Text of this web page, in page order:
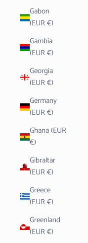
Gabon
(EUR €)
Gambia
(EUR €)
Georgia
(EUR €)
Germany
(EUR €)
Ghana (EUR
€)
Gibraltar
(EUR €)
Greece
(EUR €)
Greenland
(EUR €)